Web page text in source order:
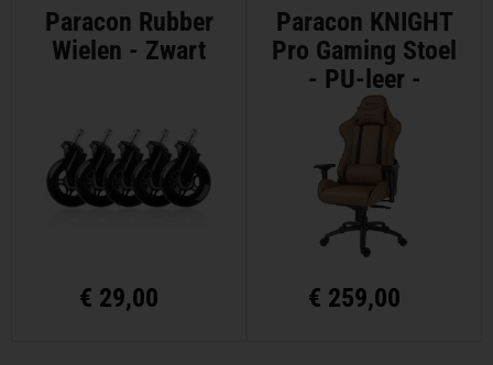
Paracon Rubber
Wielen - Zwart
€ 29,00
Paracon KNIGHT
Pro Gaming Stoel
- PU-leer -
Cognac
€ 259,00